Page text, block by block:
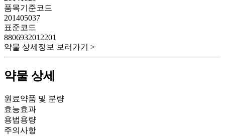
품목기준코드
201405037
표준코드
8806932012201
약물 상세정보 보러가기 >
약물 상세
원료약품 및 분량
효능효과
용법용량
주의사항